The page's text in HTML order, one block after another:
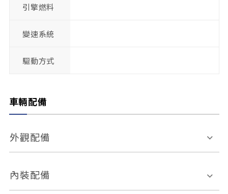
引擎燃料
變速系統
驅動方式
車輛配備
外觀配備
電動天窗
內裝配備